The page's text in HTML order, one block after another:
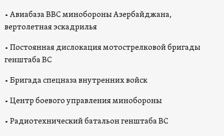
• Авиабаза ВВС минобороны Азербайджана,
вертолетная эскадрилья
• Постоянная дислокация мотострелковой бригады
генштаба ВС
• Бригада спецназа внутренних войск
• Центр боевого управления минобороны
• Радиотехнический батальон генштаба ВС